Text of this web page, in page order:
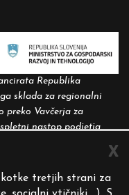
Republika
sklada za regionalni
preko Vavčerja za
nastop podjetja.
v Sloveniji: X
tretjih strani za